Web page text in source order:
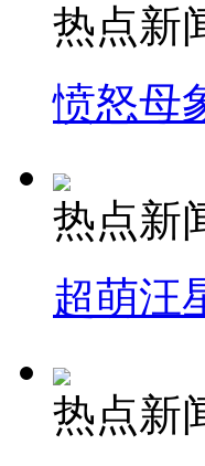
热点新
愤怒母
热点新
超萌汪
热点新